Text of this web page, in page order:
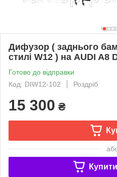
Дифузор ( заднього
стилі W12 ) на AUDI A8
Готово до відправки
Код: DIW12-102
Роздріб
15 300 ₴